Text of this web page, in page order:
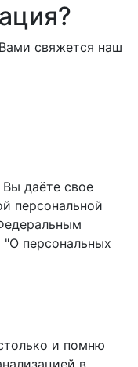
свяжется наш
даёте свое
персональной
персональных
и помню